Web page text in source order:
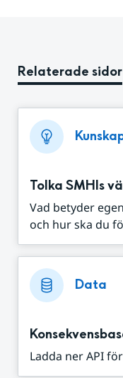
Relaterade sidor
Tolka SMHIs
Vad betyder
och hur ska du
Data
Ladda ner API